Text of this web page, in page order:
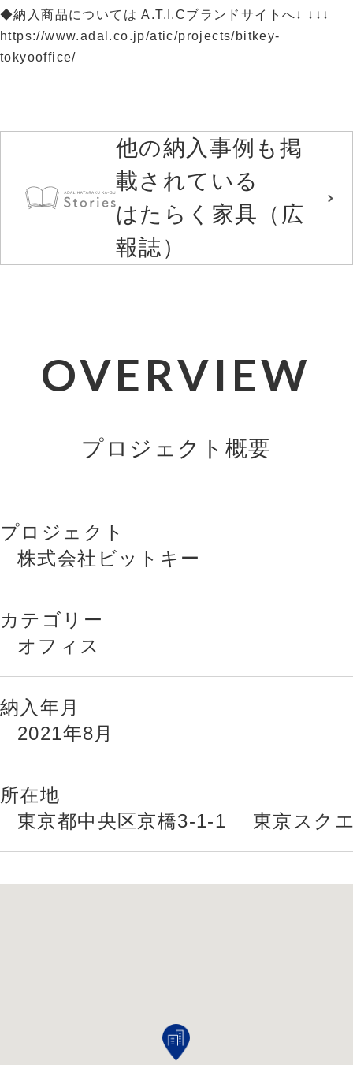
◆納入商品については A.T.I.Cブランドサイトへ↓ ↓↓↓
https://www.adal.co.jp/atic/projects/bitkey-
tokyooffice/
他の納入事例も掲
載されている
はたらく家具（広
報誌）
OVERVIEW
プロジェクト概要
プロジェクト
株式会社ビットキー
カテゴリー
オフィス
納入年月
2021年8月
所在地
東京都中央区京橋3-1-1 東京スク